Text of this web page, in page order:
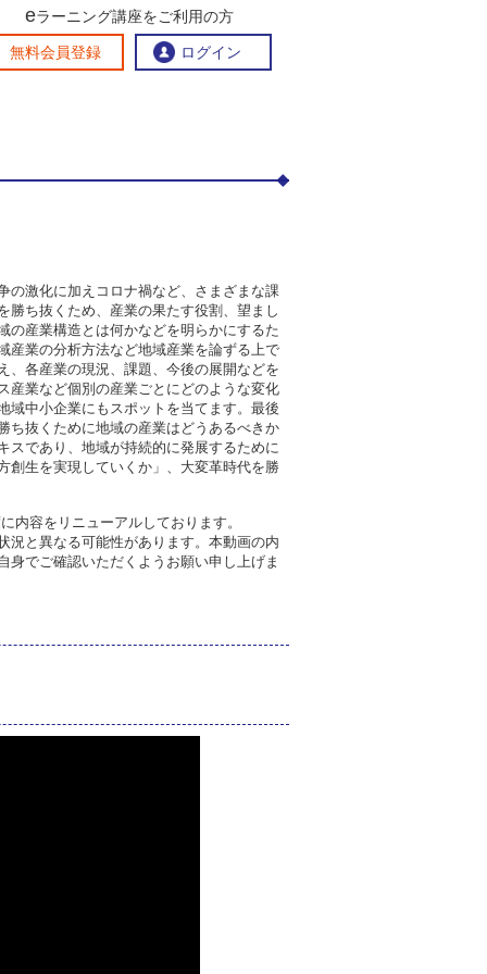
問い合わせ
流ひろば
eラーニング講座をご利用の方
無料会員登録 ログイン
地域産業
の激化に加えコロナ禍など、さまざまな課
勝ち抜くため、産業の果たす役割、望まし
の産業構造とは何かなどを明らかにするた
産業の分析方法など地域産業を論ずる上で
、各産業の現況、課題、今後の展開などを
産業など個別の産業ごとにどのような変化
域中小企業にもスポットを当てます。最後
ち抜くために地域の産業はどうあるべきか
スであり、地域が持続的に発展するために
創生を実現していくか」、大変革時代を勝
内容をリニューアルしております。
況と異なる可能性があります。本動画の内
でご確認いただくようお願い申し上げま